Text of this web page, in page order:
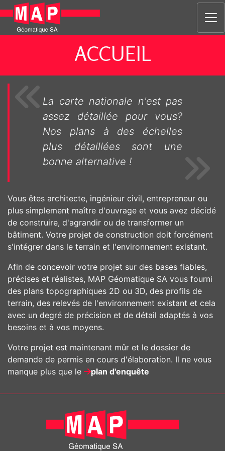
ACCUEIL
La carte nationale n'est pas
assez détaillée pour vous?
Nos plans à des échelles
plus détaillées sont une
bonne alternative !
Vous êtes architecte, ingénieur civil, entrepreneur ou
plus simplement maître d'ouvrage et vous avez décidé
de construire, d'agrandir ou de transformer un
bâtiment. Votre projet de construction doit forcément
s'intégrer dans le terrain et l'environnement existant.
Afin de concevoir votre projet sur des bases fiables,
précises et réalistes, MAP Géomatique SA vous fourni
des plans topographiques 2D ou 3D, des profils de
terrain, des relevés de l'environnement existant et cela
avec un degré de précision et de détail adaptés à vos
besoins et à vos moyens.
Votre projet est maintenant mûr et le dossier de
demande de permis en cours d'élaboration. Il ne vous
manque plus que le
plan d'enquête